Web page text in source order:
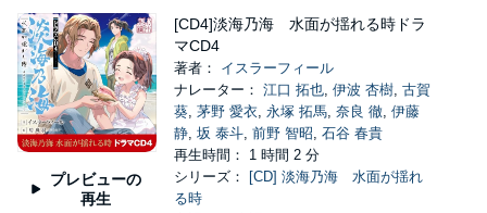
プレビューの
再生
[CD4]淡海乃海 水面が揺れる時ドラ
マCD4
著者： イスラーフィール
ナレーター： 江口 拓也, 伊波 杏樹, 古賀
葵, 茅野 愛衣, 永塚 拓馬, 奈良 徹, 伊藤
静, 坂 泰斗, 前野 智昭, 石谷 春貴
再生時間： 1 時間 2 分
シリーズ：
[CD] 淡海乃海 水面が揺れ
る時